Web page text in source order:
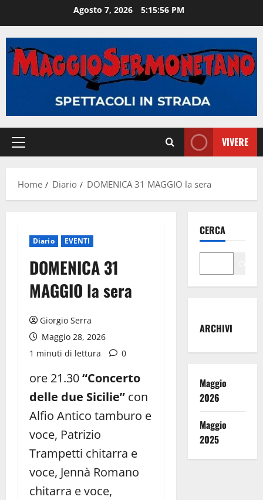
contenuto
Agosto 7, 2026 5:15:57 PM
Menu
VIVERE
Home Diario DOMENICA 31 MAGGIO la sera
Diario EVENTI
DOMENICA 31
MAGGIO la sera
Giorgio Serra
Maggio 28, 2026
1 minuti di lettura
0
ore 21.30“Concerto
delle due Sicilie” con
Alfio Antico tamburo e
voce, Patrizio
Trampetti chitarra e
voce, Jennà Romano
chitarra e voce,
CERCA
ARCHIVI
Maggio
2026
Maggio
2025